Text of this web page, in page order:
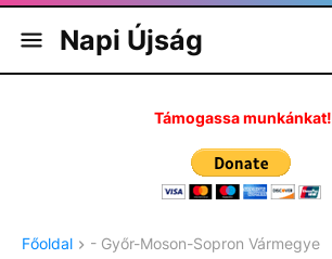
Napi Újság
Támogassa munkánkat!
Főoldal - Győr-Moson-Sopron Vármegye